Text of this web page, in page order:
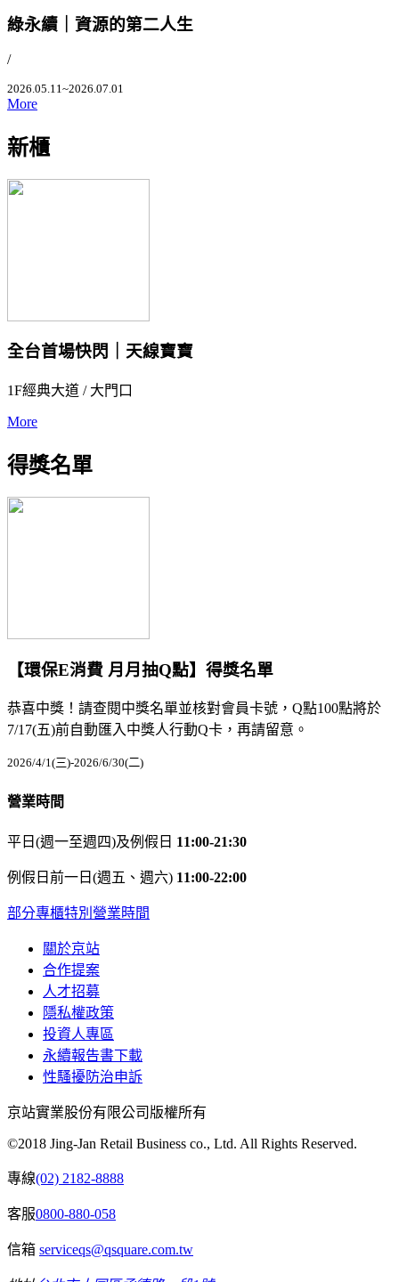
綠永續｜資源的第二人生
/
2026.05.11~2026.07.01
More
新櫃
全台首場快閃｜天線寶寶
1F經典大道 / 大門口
More
得獎名單
【環保E消費 月月抽Q點】得獎名單
恭喜中獎！請查閱中獎名單並核對會員卡號，Q點100點將於
7/17(五)前自動匯入中獎人行動Q卡，再請留意。
2026/4/1(三)-2026/6/30(二)
營業時間
平日(週一至週四)及例假日 11:00-21:30
例假日前一日(週五、週六) 11:00-22:00
部分專櫃特別營業時間
關於京站
合作提案
人才招募
隱私權政策
投資人專區
永續報告書下載
性騷擾防治申訴
京站實業股份有限公司版權所有
©2018 Jing-Jan Retail Business co., Ltd. All Rights Reserved.
專線(02) 2182-8888
客服0800-880-058
信箱 serviceqs@qsquare.com.tw